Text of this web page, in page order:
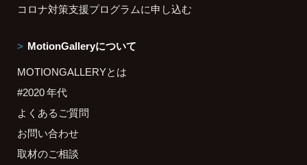
コロナ対策支援プログラムに申し込む
MotionGalleryについて
MOTIONGALLERYとは
#2020 年代
よくあるご質問
お問い合わせ
取材のご相談